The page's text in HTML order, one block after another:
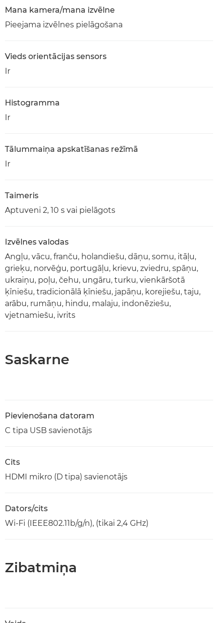
Mana kamera/mana izvēlne
Pieejama izvēlnes pielāgošana
Vieds orientācijas sensors
Ir
Histogramma
Ir
Tālummaiņa apskatīšanas režīmā
Ir
Taimeris
Aptuveni 2, 10 s vai pielāgots
Izvēlnes valodas
Angļu, vācu, franču, holandiešu, dāņu, somu, itāļu,
grieķu, norvēģu, portugāļu, krievu, zviedru, spāņu,
ukraiņu, poļu, čehu, ungāru, turku, vienkāršotā
ķīniešu, tradicionālā ķīniešu, japāņu, korejiešu, taju,
arābu, rumāņu, hindu, malaju, indonēziešu,
vjetnamiešu, ivrits
Saskarne
Pievienošana datoram
C tipa USB savienotājs
Cits
HDMI mikro (D tipa) savienotājs
Dators/cits
Wi-Fi (IEEE802.11b/g/n), (tikai 2,4 GHz)
Zibatmiņa